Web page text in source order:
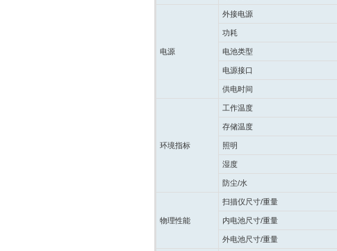
电源
外接电源
功耗
电池类型
电源接口
供电时间
环境指标
工作温度
存储温度
照明
湿度
防尘/水
物理性能
扫描仪尺寸/重量
内电池尺寸/重量
外电池尺寸/重量